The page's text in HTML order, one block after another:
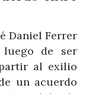
Daniel Ferrer
de ser
al exilio
un acuerdo